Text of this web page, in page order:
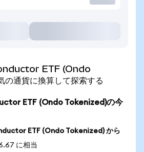
ETF (Ondo
通貨に換算して探索する
ETF (Ondo Tokenized)の今
ETF (Ondo Tokenized) から
に相当